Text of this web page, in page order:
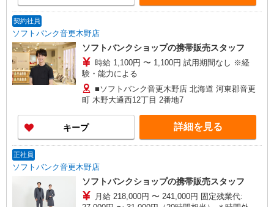
を紹介頂くと, インセンティブ支給(規定有) ★月2
+゜・。○。・゜+゜
契約社員
ソフトバンク音更木野店
ソフトバンクショップの携帯販売スタッフ
時給 1,100円 〜 1,100円 試用期間なし ※経
験・能力による
■ソフトバンク音更木野店 北海道 河東郡音更
町 木野大通西12丁目 2番地7
キープ 詳細を見る
正社員
ソフトバンク音更木野店
ソフトバンクショップの携帯販売スタッフ
月給 218,000円 〜 241,000円 固定残業代: